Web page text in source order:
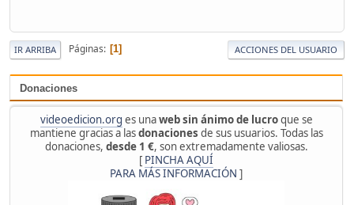
Donaciones
videoedicion.org es unaweb sin ánimo de lucroque se
mantiene gracias a lasdonaciones de sus usuarios. Todas las
donaciones, desde 1 €, son extremadamente valiosas.
[ PINCHA AQUÍ
PARA MÁS INFORMACIÓN ]
IR ARRIBA Páginas 1 ACCIONES DEL USUARIO